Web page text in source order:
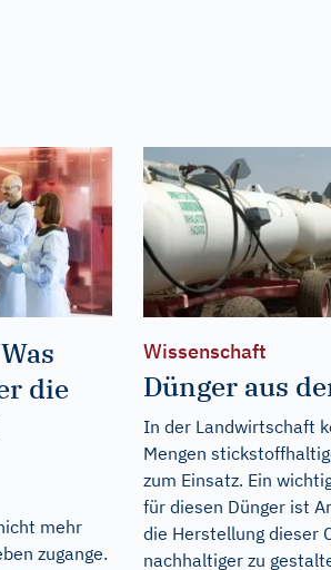
die
mehr
zugange.
Wissenschaft
Dünger aus
In der Landwirtschaft
Mengen
zum Einsatz. Ein
für diesen Dünger ist
die Herstellung dieser
nachhaltiger zu